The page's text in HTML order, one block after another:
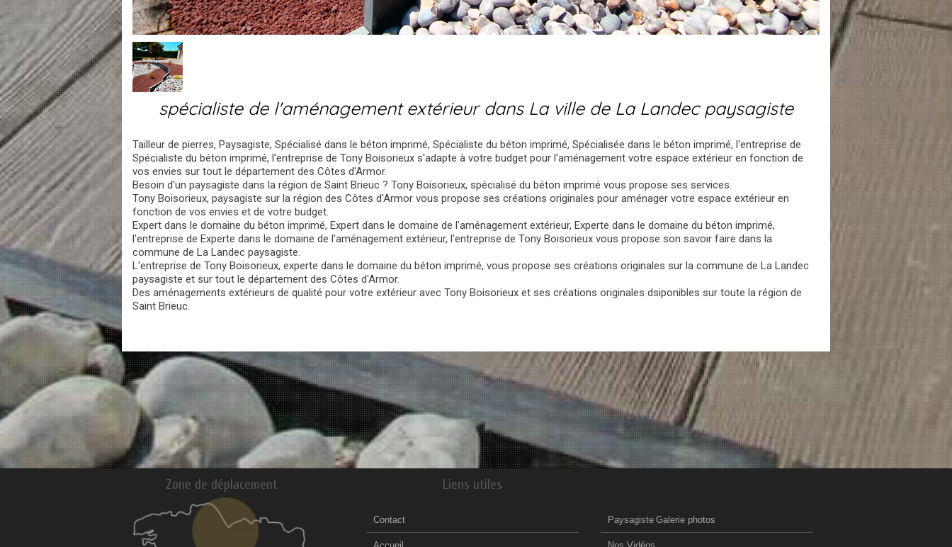
spécialiste de l'aménagement extérieur dans La ville de La Landec paysagiste
Tailleur de pierres, Paysagiste, Spécialisé dans le béton imprimé, Spécialiste du béton imprimé, Spécialisée dans le béton imprimé, l'entreprise de
Spécialiste du béton imprimé, l'entreprise de Tony Boisorieux s'adapte à votre budget pour l'aménagement votre espace extérieur en fonction de
vos envies sur tout le département des Côtes d'Armor.
Besoin d'un paysagiste dans la région de Saint Brieuc ? Tony Boisorieux, spécialisé du béton imprimé vous propose ses services.
Tony Boisorieux, paysagiste sur la région des Côtes d'Armor vous propose ses créations originales pour aménager votre espace extérieur en
fonction de vos envies et de votre budget.
Expert dans le domaine du béton imprimé, Expert dans le domaine de l'aménagement extérieur, Experte dans le domaine du béton imprimé,
l'entreprise de Experte dans le domaine de l'aménagement extérieur, l'entreprise de Tony Boisorieux vous propose son savoir faire dans la
commune de La Landec paysagiste.
L'entreprise de Tony Boisorieux, experte dans le domaine du béton imprimé, vous propose ses créations originales sur la commune de La Landec
paysagiste et sur tout le département des Côtes d'Armor.
Des aménagements extérieurs de qualité pour votre extérieur avec Tony Boisorieux et ses créations originales dsiponibles sur toute la région de
Saint Brieuc.
Liens utiles
Contact Paysagiste Galerie photos
Zone de déplacement